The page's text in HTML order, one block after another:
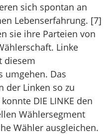
sich spontan an
Lebenserfahrung. [7]
sie ihre Parteien von
Linke
diesem
umgehen. Das
der Linken so zu
DIE LINKE den
Wählersegment
Wähler ausgleichen.